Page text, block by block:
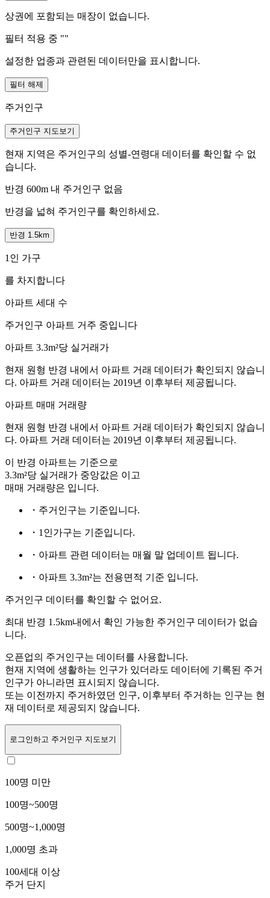
상권에 포함되는 매장이 없습니다.
필터 적용 중 ""
설정한 업종과 관련된 데이터만을 표시합니다.
필터 해제
주거인구
주거인구 지도보기
현재 지역은 주거인구의 성별-연령대 데이터를 확인할 수 없
습니다.
반경 600m 내 주거인구 없음
반경을 넓혀 주거인구를 확인하세요.
반경 1.5km
1인 가구
를 차지합니다
아파트 세대 수
주거인구 아파트 거주 중입니다
아파트 3.3m²당 실거래가
현재 원형 반경 내에서 아파트 거래 데이터가 확인되지 않습니
다. 아파트 거래 데이터는 2019년 이후부터 제공됩니다.
아파트 매매 거래량
현재 원형 반경 내에서 아파트 거래 데이터가 확인되지 않습니
다. 아파트 거래 데이터는 2019년 이후부터 제공됩니다.
이 반경 아파트는 기준으로
3.3m²당 실거래가 중앙값은 이고
매매 거래량은 입니다.
・주거인구는 기준입니다.
・1인가구는 기준입니다.
・아파트 관련 데이터는 매월 말 업데이트 됩니다.
・아파트 3.3m²는 전용면적 기준 입니다.
주거인구 데이터를 확인할 수 없어요.
최대 반경 1.5km내에서 확인 가능한 주거인구 데이터가 없습
니다.
오픈업의 주거인구는 데이터를 사용합니다.
현재 지역에 생활하는 인구가 있더라도 데이터에 기록된 주거
인구가 아니라면 표시되지 않습니다.
또는 이전까지 주거하였던 인구, 이후부터 주거하는 인구는 현
재 데이터로 제공되지 않습니다.
로그인하고 주거인구 지도보기
100명 미만
100명~500명
500명~1,000명
1,000명 초과
100세대 이상
주거 단지